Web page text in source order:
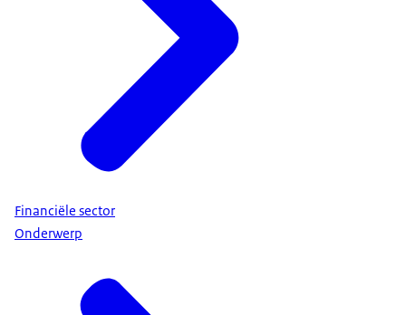
Financiële sector
Onderwerp